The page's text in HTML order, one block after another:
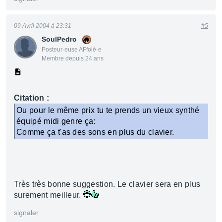
SoulPedro
Posteur·euse AFfolé·e
Membre depuis 24 ans
09 Avril 2004 à 23:31 #5
Citation :
Ou pour le même prix tu te prends un vieux synthé
équipé midi genre ça:
Comme ça t'as des sons en plus du clavier.
Très très bonne suggestion. Le clavier sera en plus
surement meilleur.
signaler